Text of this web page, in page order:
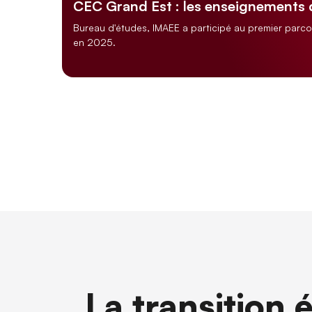
CEC Grand Est : les enseignements
Bureau d'études, IMAEE a participé au premier
en 2025.